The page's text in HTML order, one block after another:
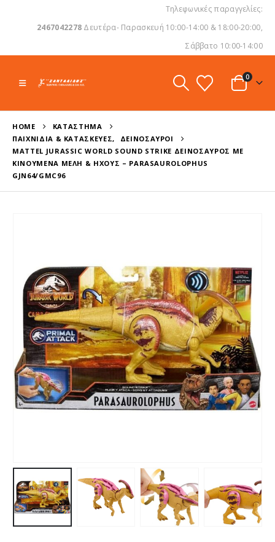
Τηλεφωνικές παραγγελίες:
2467042278 Δευτέρα- Παρασκευή 10:00-14:00 & 18:00-20:00,
Σάββατο 10:00-14:00
0
HOME
ΚΑΤΆΣΤΗΜΑ
ΠΑΙΧΝΊΔΙΑ & ΚΑΤΑΣΚΕΥΈΣ,
ΔΕΙΝΌΣΑΥΡΟΙ
MATTEL JURASSIC WORLD SOUND STRIKE ΔΕΙΝΌΣΑΥΡΟΣ ΜΕ
ΚΙΝΟΎΜΕΝΑ ΜΈΛΗ & ΉΧΟΥΣ – PARASAUROLOPHUS
GJN64/GMC96